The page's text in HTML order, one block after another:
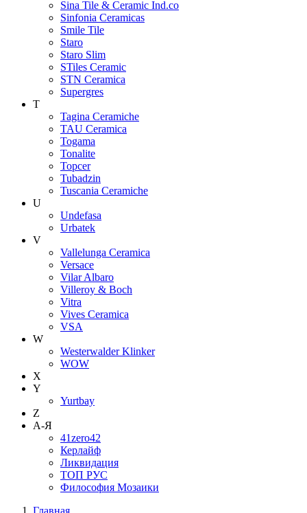
Sina Tile & Ceramic Ind.co
Sinfonia Ceramicas
Smile Tile
Staro
Staro Slim
STiles Ceramic
STN Ceramica
Supergres
T
Tagina Ceramiche
TAU Ceramica
Togama
Tonalite
Topcer
Tubadzin
Tuscania Ceramiche
U
Undefasa
Urbatek
V
Vallelunga Ceramica
Versace
Vilar Albaro
Villeroy & Boch
Vitra
Vives Ceramica
VSA
W
Westerwalder Klinker
WOW
X
Y
Yurtbay
Z
А-Я
41zero42
Керлайф
Ликвидация
ТОП РУС
Философия Мозаики
Главная